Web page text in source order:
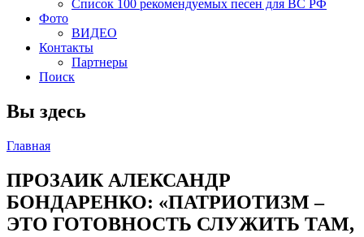
Список 100 рекомендуемых песен для ВС РФ
Фото
ВИДЕО
Контакты
Партнеры
Поиск
Вы здесь
Главная
ПРОЗАИК АЛЕКСАНДР
БОНДАРЕНКО: «ПАТРИОТИЗМ –
ЭТО ГОТОВНОСТЬ СЛУЖИТЬ ТАМ,